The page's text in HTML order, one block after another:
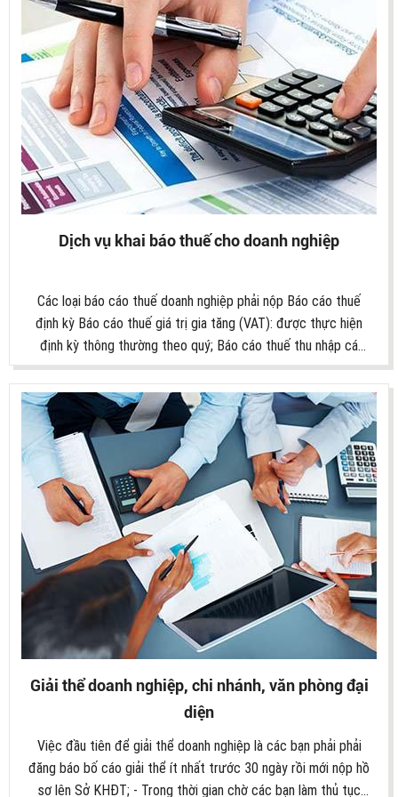
người nộp hồ sơ.
Dịch vụ khai báo thuế cho doanh nghiệp
Các loại báo cáo thuế doanh nghiệp phải nộp Báo cáo thuế
định kỳ Báo cáo thuế giá trị gia tăng (VAT): được thực hiện
định kỳ thông thường theo quý; Báo cáo thuế thu nhập cá
nhân (TNCN), cụ thể: Tờ khai khấu trừ thuế TNCN (tháng hoặc
quý); Gia hạn thuế thu nhập doanh nghiệp (nếu có). Báo cáo
thuế cuối năm Báo cáo tài chính năm; Tờ khai quyết toán thuế
TNCN (năm); Tờ khai quyết toán thuế thu nhập doanh nghiệp
(TNDN). Báo cáo thuế đặc thù Thuế tiêu thụ đặc biệt; Thuế
tài nguyên; Thuế xuất nhập khẩu,… Quyết toán thuế Thông
thường doanh nghiệp sau 03-05 năm hoạt động có doanh thu
cơ quan thuế sẽ yêu cầu doanh nghiệp thực hiện thủ tục
quyết toán thuế cho các năm đã họat động trước đó.
Giải thể doanh nghiệp, chi nhánh, văn phòng đại
diện
Việc đầu tiên để giải thể doanh nghiệp là các bạn phải phải
đăng báo bố cáo giải thể ít nhất trước 30 ngày rồi mới nộp hồ
sơ lên Sở KHĐT; - Trong thời gian chờ các bạn làm thủ tục